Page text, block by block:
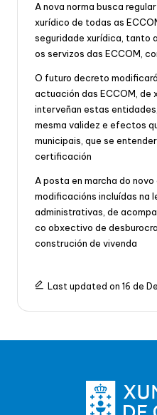
A nova norma busca
xurídico de todas as
seguridade xurídica, tanto
os servizos das ECCOM,
O futuro decreto
actuación das ECCOM, de
interveñan estas
mesma validez e efectos
municipais, que se
certificación
A posta en marcha do
modificacións incluídas na
administrativas, de
co obxectivo de
construción de vivenda
Last updated on 16 de